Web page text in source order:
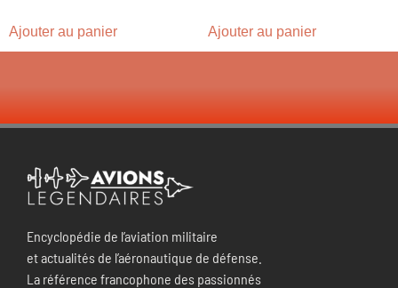
Ajouter au panier Ajouter au panier
Encyclopédie de l’aviation militaire
et actualités de l’aéronautique de défense.
La référence francophone des passionnés